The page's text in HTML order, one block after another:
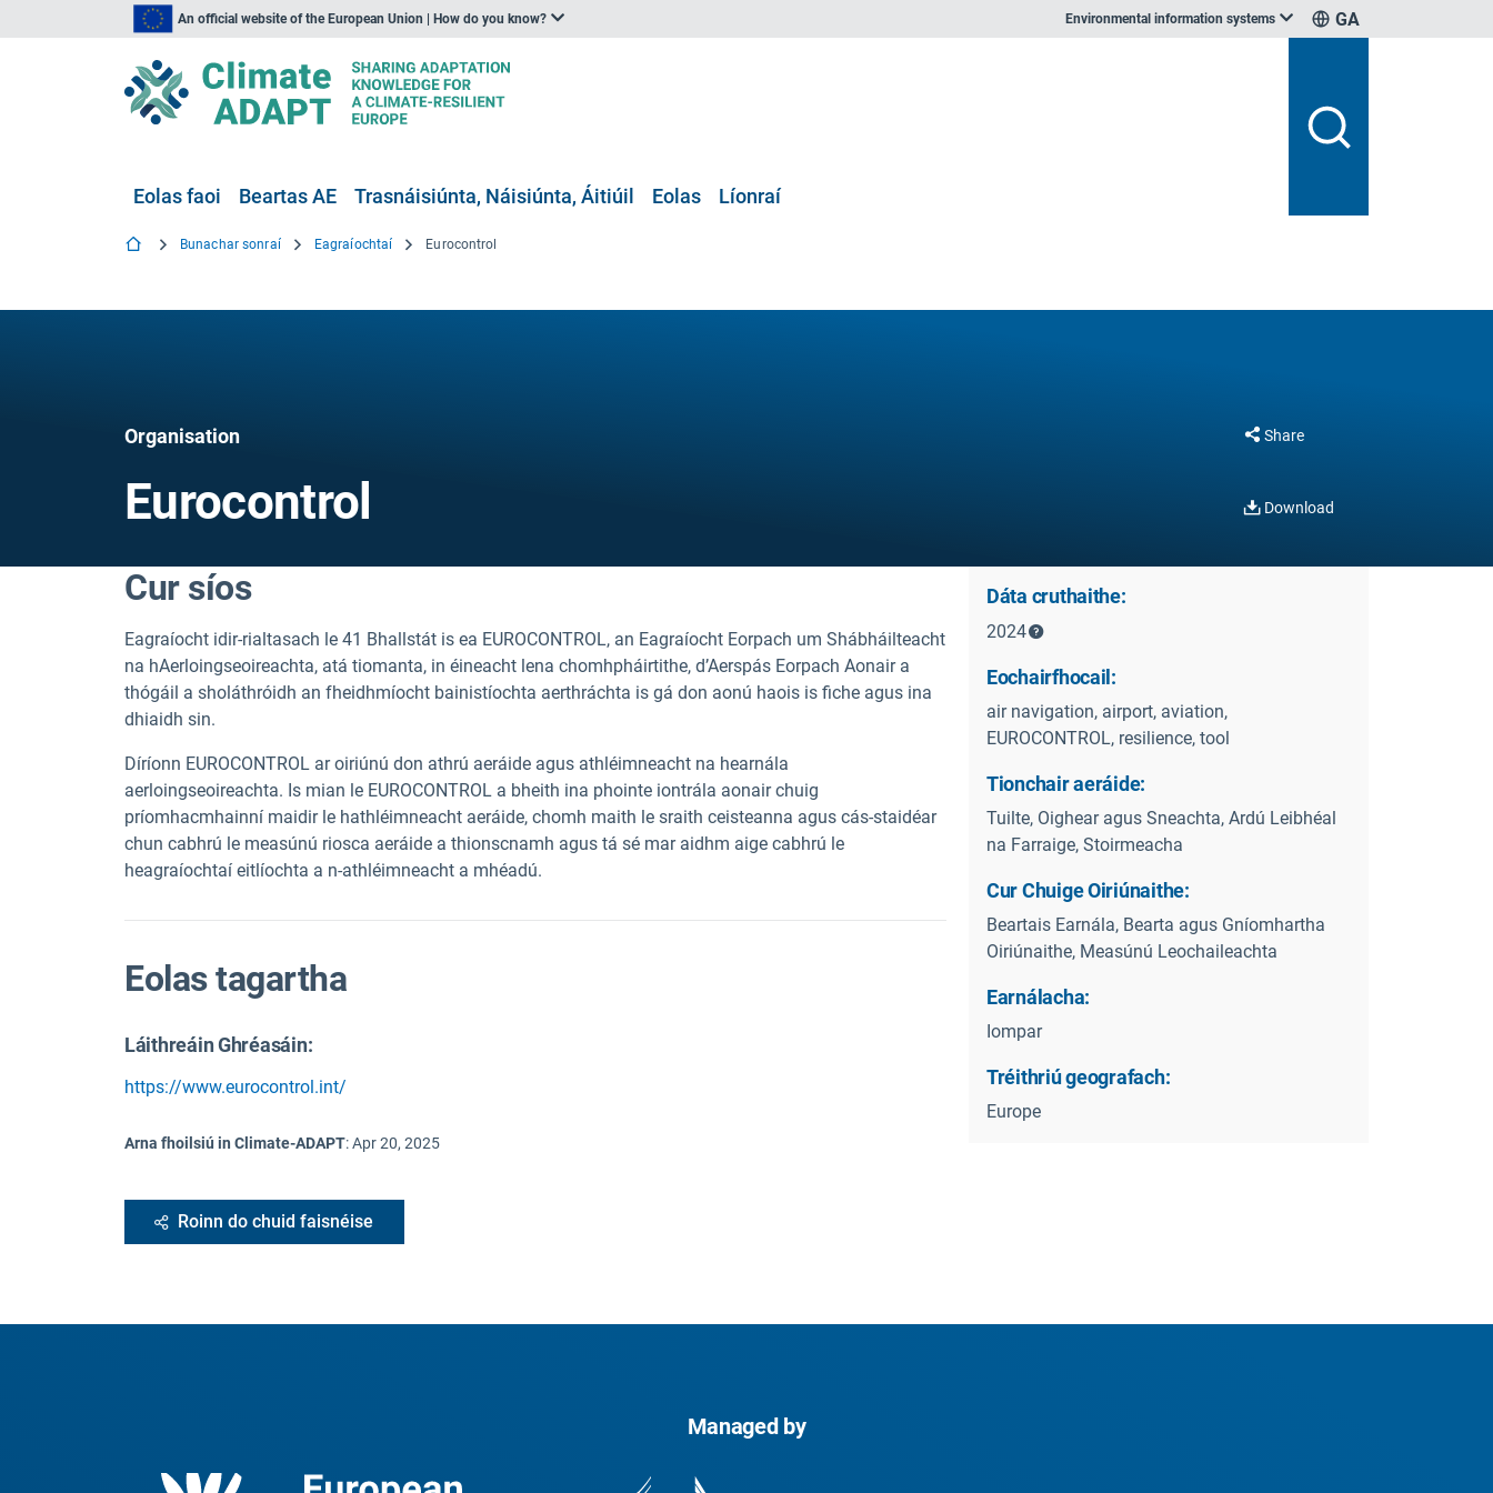
An official website of the European Union | How do you know? Environmental information systems GA
Eolas faoi Beartas AE Trasnáisiúnta, Náisiúnta, Áitiúil Eolas Líonraí
Bunachar sonraí Eagraíochtaí Eurocontrol
Organisation
Eurocontrol
Share
Download
Cur síos
Eagraíocht idir-rialtasach le 41 Bhallstát is ea EUROCONTROL, an Eagraíocht Eorpach um Shábháilteacht
na hAerloingseoireachta, atá tiomanta, in éineacht lena chomhpháirtithe, d’Aerspás Eorpach Aonair a
thógáil a sholáthróidh an fheidhmíocht bainistíochta aerthráchta is gá don aonú haois is fiche agus ina
dhiaidh sin.
Díríonn EUROCONTROL ar oiriúnú don athrú aeráide agus athléimneacht na hearnála
aerloingseoireachta. Is mian le EUROCONTROL a bheith ina phointe iontrála aonair chuig
príomhacmhainní maidir le hathléimneacht aeráide, chomh maith le sraith ceisteanna agus cás-staidéar
chun cabhrú le measúnú riosca aeráide a thionscnamh agus tá sé mar aidhm aige cabhrú le
heagraíochtaí eitlíochta a n-athléimneacht a mhéadú.
Eolas tagartha
Láithreáin Ghréasáin:
https://www.eurocontrol.int/
Arna fhoilsiú in Climate-ADAPT:Apr 20, 2025
Roinn do chuid faisnéise
Dáta cruthaithe:
2024
Eochairfhocail:
air navigation, airport, aviation,
EUROCONTROL, resilience, tool
Tionchair aeráide:
Tuilte, Oighear agus Sneachta, Ardú Leibhéal
na Farraige, Stoirmeacha
Cur Chuige Oiriúnaithe:
Beartais Earnála, Bearta agus Gníomhartha
Oiriúnaithe, Measúnú Leochaileachta
Earnálacha:
Iompar
Tréithriú geografach:
Europe
Managed by